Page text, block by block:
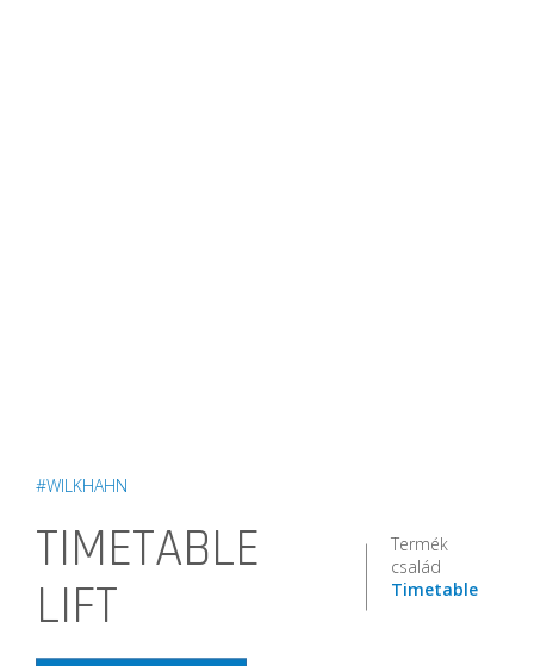
#WILKHAHN
TIMETABLE
LIFT
Termék
család
Timetable